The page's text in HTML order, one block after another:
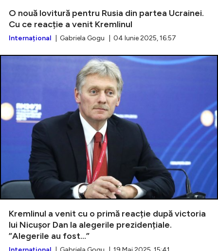
O nouă lovitură pentru Rusia din partea Ucrainei.
Cu ce reacție a venit Kremlinul
Internațional | Gabriela Gogu | 04 Iunie 2025, 16:57
Kremlinul a venit cu o primă reacție după victoria
lui Nicușor Dan la alegerile prezidențiale.
”Alegerile au fost...”